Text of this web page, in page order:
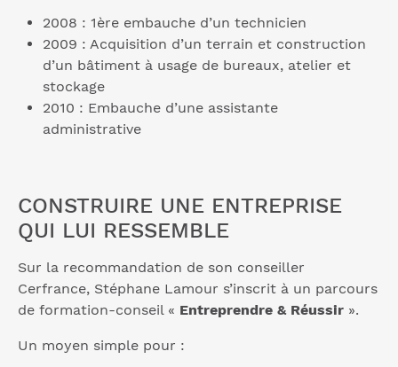
2008 : 1ère embauche d’un technicien
2009 : Acquisition d’un terrain et construction
d’un bâtiment à usage de bureaux, atelier et
stockage
2010 : Embauche d’une assistante
administrative
CONSTRUIRE UNE ENTREPRISE
QUI LUI RESSEMBLE
Sur la recommandation de son conseiller
Cerfrance, Stéphane Lamour s’inscrit à un parcours
de formation-conseil « Entreprendre & Réussir ».
Un moyen simple pour :